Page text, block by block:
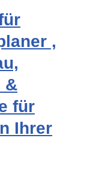
,
&
für
Ihrer